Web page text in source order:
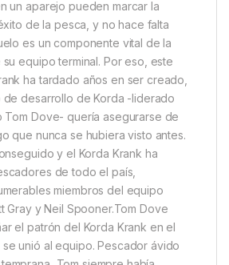
Specification
Micro Barbed Nº10
que las más pequeñas
un aparejo pueden marcar la
de la pesca, y no hace falta
es un componente vital de la
equipo terminal. Por eso, este